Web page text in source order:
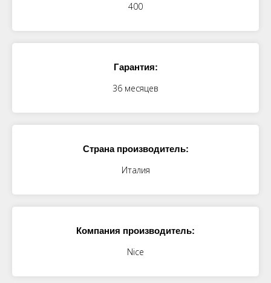
400
Гарантия:
36 месяцев
Страна производитель:
Италия
Компания производитель:
Nice